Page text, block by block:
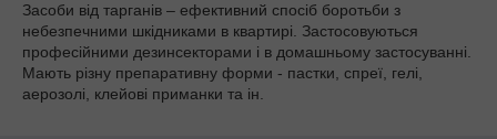
Засоби від тарганів – ефективний спосіб боротьби з
небезпечними шкідниками в квартирі. Застосовуються
професійними дезинсекторами і в домашньому застосуванні.
Мають різну препаративну форми - пастки, спреї, гелі,
аерозолі, клейові приманки та ін.